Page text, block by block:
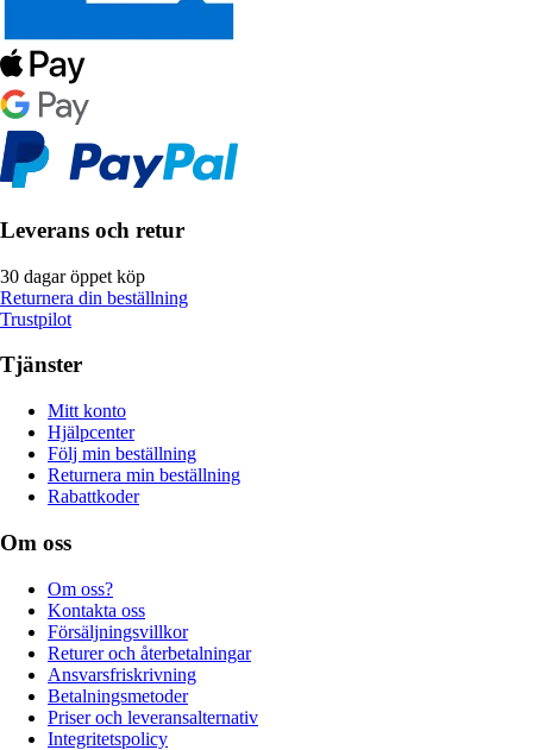
Leverans och retur
30 dagar öppet köp
Returnera din beställning
Trustpilot
Tjänster
Mitt konto
Hjälpcenter
Följ min beställning
Returnera min beställning
Rabattkoder
Om oss
Om oss?
Kontakta oss
Försäljningsvillkor
Returer och återbetalningar
Ansvarsfriskrivning
Betalningsmetoder
Priser och leveransalternativ
Integritetspolicy